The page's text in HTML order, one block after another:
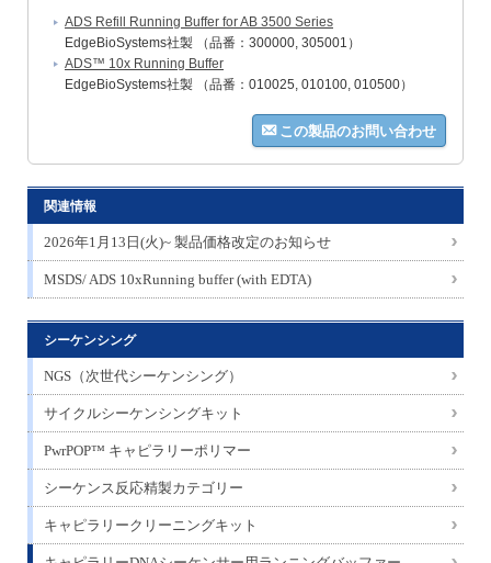
ADS Refill Running Buffer for AB 3500 Series
EdgeBioSystems社製 （品番：300000, 305001）
ADS™ 10x Running Buffer
EdgeBioSystems社製 （品番：010025, 010100, 010500）
この製品のお問い合わせ
関連情報
2026年1月13日(火)~ 製品価格改定のお知らせ
MSDS/ ADS 10xRunning buffer (with EDTA)
シーケンシング
NGS（次世代シーケンシング）
サイクルシーケンシングキット
PwrPOP™ キャピラリーポリマー
シーケンス反応精製カテゴリー
キャピラリークリーニングキット